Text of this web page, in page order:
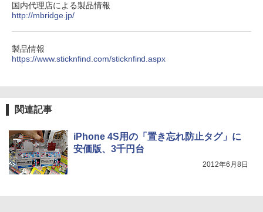
国内代理店による製品情報
http://mbridge.jp/
製品情報
https://www.sticknfind.com/sticknfind.aspx
関連記事
iPhone 4S用の「置き忘れ防止タグ」に
安価版、3千円台
2012年6月8日